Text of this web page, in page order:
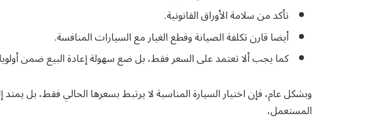
تأكد من سلامة الأوراق القانونية.
أيضا قارن تكلفة الصيانة وقطع الغيار مع السيارات المنافسة.
كما يجب ألا تعتمد على السعر فقط، بل ضع سهولة إعادة البيع ضمن
وبشكل عام، فإن اختيار السيارة المناسبة لا يرتبط بسعرها الحالي فقط، بل
المستعمل،